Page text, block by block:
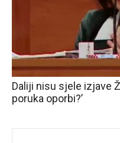
Daliji nisu sjele izjave
poruka oporbi?’